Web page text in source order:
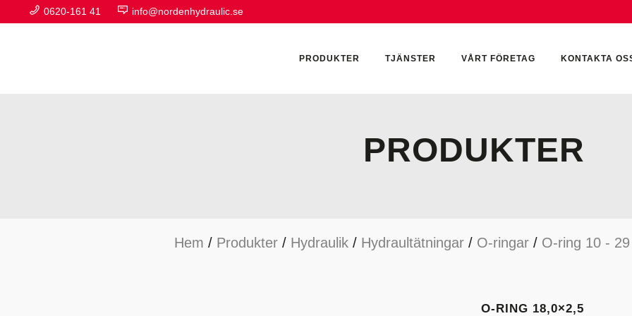
0620-161 41 info@nordenhydraulic.se
PRODUKTER
HYDRAULIKTILLBEHÖR HYDRAULMOTORER
TJÄNSTER VÅRT FÖRETAG KONTAKTA
PRODUKTER
Hem / Produkter / Hydraulik / Hydraultätningar / O-ringar / O-ring 10 -
O-RING 18,0×2,5